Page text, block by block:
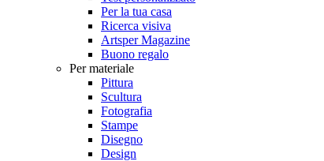
Per la tua casa
Ricerca visiva
Artsper Magazine
Buono regalo
Per materiale
Pittura
Scultura
Fotografia
Stampe
Disegno
Design